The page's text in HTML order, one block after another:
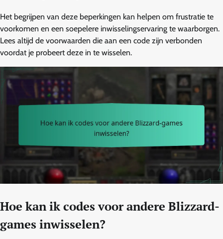
Het begrijpen van deze beperkingen kan helpen om frustratie te
voorkomen en een soepelere inwisselingservaring te waarborgen.
Lees altijd de voorwaarden die aan een code zijn verbonden
voordat je probeert deze in te wisselen.
Hoe kan ik codes voor andere Blizzard-
games inwisselen?